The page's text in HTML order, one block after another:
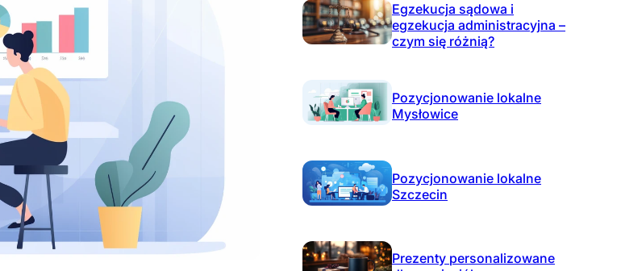
Egzekucja sądowa i
egzekucja administracyjna –
czym się różnią?
Pozycjonowanie lokalne
Mysłowice
Pozycjonowanie lokalne
Szczecin
Prezenty personalizowane